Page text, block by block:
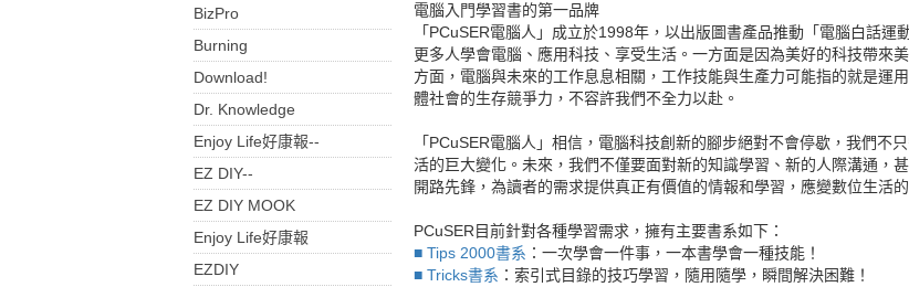
BizPro
Burning
Download!
Dr. Knowledge
Enjoy Life好康報--
EZ DIY--
EZ DIY MOOK
Enjoy Life好康報
EZDIY
電腦入門學習書的第一品牌
「PCuSER電腦人」成立於1998年，以出版圖書產品推動「電腦白話
更多人學會電腦、應用科技、享受生活。一方面是因為美好的科技帶來
方面，電腦與未來的工作息息相關，工作技能與生產力可能指的就是運
體社會的生存競爭力，不容許我們不全力以赴。
「PCuSER電腦人」相信，電腦科技創新的腳步絕對不會停歇，我們不
活的巨大變化。未來，我們不僅要面對新的知識學習、新的人際溝通，
開路先鋒，為讀者的需求提供真正有價值的情報和學習，應變數位生活
PCuSER目前針對各種學習需求，擁有主要書系如下：
■ Tips 2000書系 ：一次學會一件事，一本書學會一種技能！
■ Tricks書系 ：索引式目錄的技巧學習，隨用隨學，瞬間解決困難！